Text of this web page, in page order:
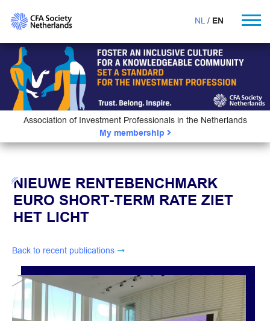
NL EN
Association of Investment Professionals in the Netherlands
My membership
NIEUWE RENTEBENCHMARK
EURO SHORT-TERM RATE ZIET
HET LICHT
Back to recent publications